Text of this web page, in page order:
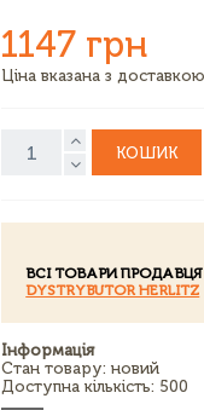
1147 грн
Ціна вказана з
КОШИК
ВСІ ТОВАРИ ПРОДАВЦЯ
DYSTRYBUTOR HERLITZ
Інформація
Стан товару: новий
Доступна кількість: 500